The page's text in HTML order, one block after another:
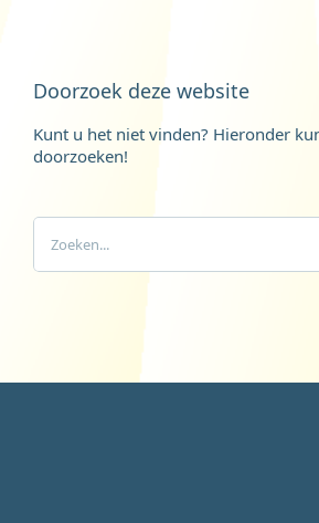
Doorzoek deze website
Kunt u het niet vinden? Hieronder
doorzoeken!
Zoeken
naar: